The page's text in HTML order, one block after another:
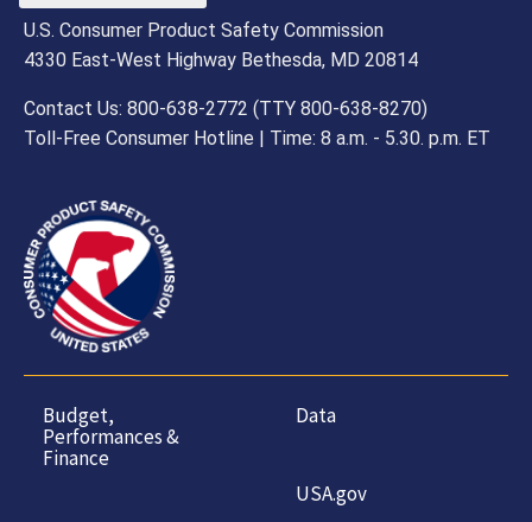
U.S. Consumer Product Safety Commission
4330 East-West Highway Bethesda, MD 20814
Contact Us: 800-638-2772 (TTY 800-638-8270)
Toll-Free Consumer Hotline | Time: 8 a.m. - 5.30. p.m. ET
Budget,
Performances &
Finance
Data
USA.gov